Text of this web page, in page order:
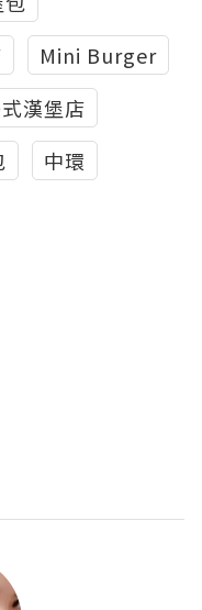
Mini Burger
漢堡店
中環